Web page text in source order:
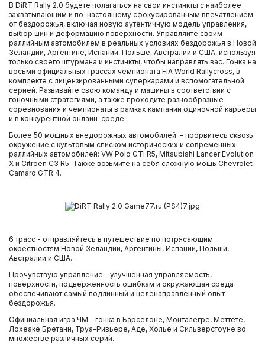
В DiRT Rally 2.0 будете полагаться на свои инстинкты с наиболее
захватывающим и по-настоящему сфокусированным впечатлением
от бездорожья, включая новую аутентичную модель управления,
выбор шин и деформацию поверхности. Управляйте своим
раллийным автомобилем в реальных условиях бездорожья в Новой
Зеландии, Аргентине, Испании, Польше, Австралии и США, используя
только своего штурмана и инстинкты, чтобы направлять вас. Гонка на
восьми официальных трассах чемпионата FIA World Rallycross, в
комплекте с лицензированными суперкарами и вспомогательной
серией. Развивайте свою команду и машины в соответствии с
гоночными стратегиями, а также проходите разнообразные
соревнования и чемпионаты в рамках кампании одиночной карьеры
и в конкурентной онлайн-среде.
Более 50 мощных внедорожных автомобилей - прорвитесь сквозь
окружение с культовым списком исторических и современных
раллийных автомобилей: VW Polo GTI R5, Mitsubishi Lancer Evolution
X и Citroen C3 R5. Также возьмите на себя сложную мощь Chevrolet
Camaro GTR.4.
6 трасс - отправляйтесь в путешествие по потрясающим
окрестностям Новой Зеландии, Аргентины, Испании, Польши,
Австралии и США.
Прочувствую управление - улучшенная управляемость,
поверхности, подверженность ошибкам и окружающая среда
обеспечивают самый подлинный и целенаправленный опыт
бездорожья.
Официальная игра ЧМ - гонка в Барселоне, Монталегре, Меттете,
Лохеаке Бретани, Труа-Ривьере, Аде, Холье и Сильверстоуне во
множестве различных серий.